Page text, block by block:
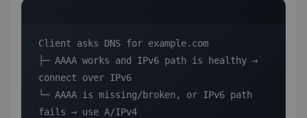
Client asks DNS for example.com
├─ AAAA works and IPv6 path is healthy →
connect over IPv6
└─ AAAA is missing/broken, or IPv6 path
fails → use A/IPv4